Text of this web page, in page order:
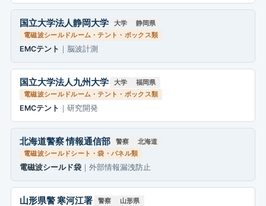
国立大学法人静岡大学 大学
静岡県
電磁波シールドルーム・テント・ボックス類
EMCテント ｜脳波計測
国立大学法人九州大学 大学
福岡県
電磁波シールドルーム・テント・ボックス類
EMCテント ｜研究開発
北海道警察 情報通信部 警察
北海道
電磁波シールドシート・袋・パネル類
電磁波シールド袋 ｜外部情報漏洩防止
山形県警 寒河江署 警察
山形県